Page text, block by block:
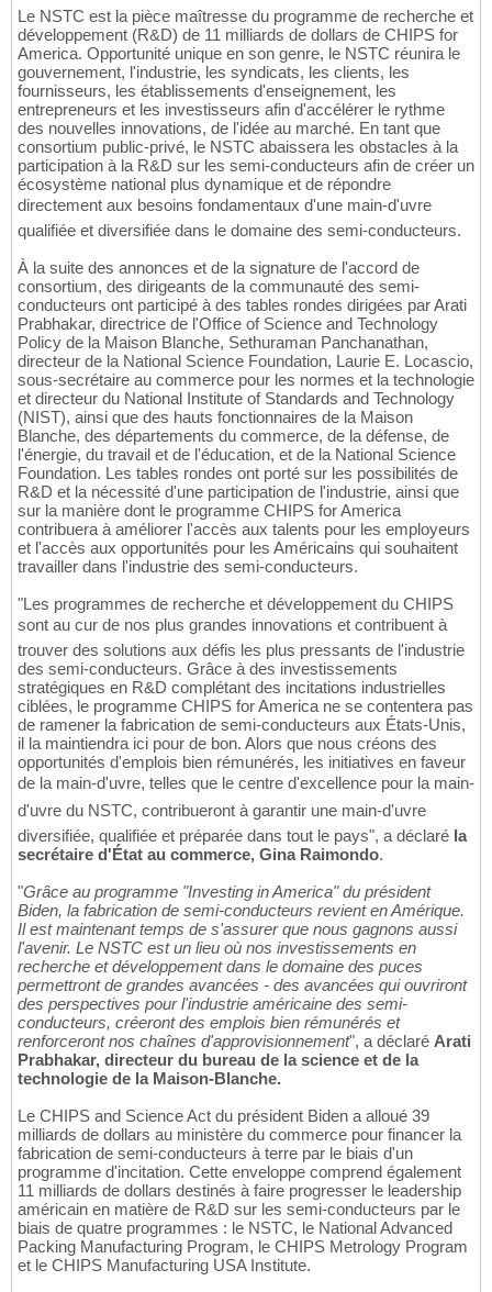
Le NSTC est la pièce maîtresse du programme de recherche et
développement (R&D) de 11 milliards de dollars de CHIPS for
America. Opportunité unique en son genre, le NSTC réunira le
gouvernement, l'industrie, les syndicats, les clients, les
fournisseurs, les établissements d'enseignement, les
entrepreneurs et les investisseurs afin d'accélérer le rythme
des nouvelles innovations, de l'idée au marché. En tant que
consortium public-privé, le NSTC abaissera les obstacles à la
participation à la R&D sur les semi-conducteurs afin de créer un
écosystème national plus dynamique et de répondre
directement aux besoins fondamentaux d'une main-d'uvre
qualifiée et diversifiée dans le domaine des semi-conducteurs.
À la suite des annonces et de la signature de l'accord de
consortium, des dirigeants de la communauté des semi-
conducteurs ont participé à des tables rondes dirigées par Arati
Prabhakar, directrice de l'Office of Science and Technology
Policy de la Maison Blanche, Sethuraman Panchanathan,
directeur de la National Science Foundation, Laurie E. Locascio,
sous-secrétaire au commerce pour les normes et la technologie
et directeur du National Institute of Standards and Technology
(NIST), ainsi que des hauts fonctionnaires de la Maison
Blanche, des départements du commerce, de la défense, de
l'énergie, du travail et de l'éducation, et de la National Science
Foundation. Les tables rondes ont porté sur les possibilités de
R&D et la nécessité d'une participation de l'industrie, ainsi que
sur la manière dont le programme CHIPS for America
contribuera à améliorer l'accès aux talents pour les employeurs
et l'accès aux opportunités pour les Américains qui souhaitent
travailler dans l'industrie des semi-conducteurs.
"Les programmes de recherche et développement du CHIPS
sont au cur de nos plus grandes innovations et contribuent à
trouver des solutions aux défis les plus pressants de l'industrie
des semi-conducteurs. Grâce à des investissements
stratégiques en R&D complétant des incitations industrielles
ciblées, le programme CHIPS for America ne se contentera pas
de ramener la fabrication de semi-conducteurs aux États-Unis,
il la maintiendra ici pour de bon. Alors que nous créons des
opportunités d'emplois bien rémunérés, les initiatives en faveur
de la main-d'uvre, telles que le centre d'excellence pour la main-
d'uvre du NSTC, contribueront à garantir une main-d'uvre
diversifiée, qualifiée et préparée dans tout le pays", a déclaré la
secrétaire d'État au commerce, Gina Raimondo.
"Grâce au programme "Investing in America" du président
Biden, la fabrication de semi-conducteurs revient en Amérique.
Il est maintenant temps de s'assurer que nous gagnons aussi
l'avenir. Le NSTC est un lieu où nos investissements en
recherche et développement dans le domaine des puces
permettront de grandes avancées - des avancées qui ouvriront
des perspectives pour l'industrie américaine des semi-
conducteurs, créeront des emplois bien rémunérés et
renforceront nos chaînes d'approvisionnement", a déclaré Arati
Prabhakar, directeur du bureau de la science et de la
technologie de la Maison-Blanche.
Le CHIPS and Science Act du président Biden a alloué 39
milliards de dollars au ministère du commerce pour financer la
fabrication de semi-conducteurs à terre par le biais d'un
programme d'incitation. Cette enveloppe comprend également
11 milliards de dollars destinés à faire progresser le leadership
américain en matière de R&D sur les semi-conducteurs par le
biais de quatre programmes : le NSTC, le National Advanced
Packing Manufacturing Program, le CHIPS Metrology Program
et le CHIPS Manufacturing USA Institute.